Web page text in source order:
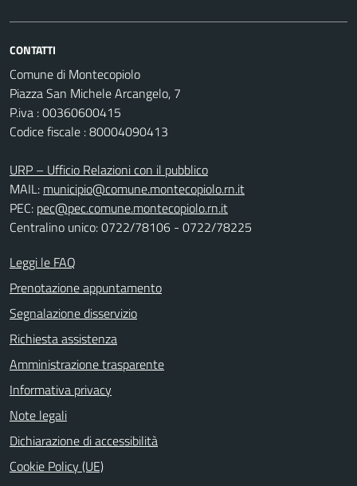
CONTATTI
Comune di Montecopiolo
Piazza San Michele Arcangelo, 7
P.iva : 00360600415
Codice fiscale : 80004090413
URP – Ufficio Relazioni con il pubblico
MAIL: municipio@comune.montecopiolo.rn.it
PEC: pec@pec.comune.montecopiolo.rn.it
Centralino unico: 0722/78106 - 0722/78225
Leggi le FAQ
Prenotazione appuntamento
Segnalazione disservizio
Richiesta assistenza
Amministrazione trasparente
Informativa privacy
Note legali
Dichiarazione di accessibilità
Cookie Policy (UE)